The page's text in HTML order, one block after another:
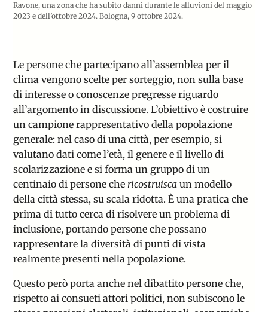
Ravone, una zona che ha subito danni durante le alluvioni del maggio
2023 e dell’ottobre 2024. Bologna, 9 ottobre 2024.
Le persone che partecipano all’assemblea per il
clima vengono scelte per sorteggio, non sulla base
di interesse o conoscenze pregresse riguardo
all’argomento in discussione. L’obiettivo è costruire
un campione rappresentativo della popolazione
generale: nel caso di una città, per esempio, si
valutano dati come l’età, il genere e il livello di
scolarizzazione e si forma un gruppo di un
centinaio di persone che ricostruisca un modello
della città stessa, su scala ridotta. È una pratica che
prima di tutto cerca di risolvere un problema di
inclusione, portando persone che possano
rappresentare la diversità di punti di vista
realmente presenti nella popolazione.
Questo però porta anche nel dibattito persone che,
rispetto ai consueti attori politici, non subiscono le